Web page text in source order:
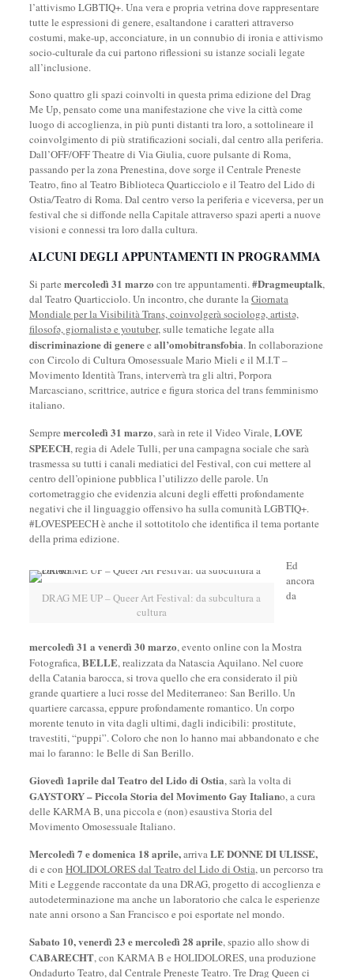
l’attivismo LGBTIQ+. Una vera e propria vetrina dove rappresentare
tutte le espressioni di genere, esaltandone i caratteri attraverso
costumi, make-up, acconciature, in un connubio di ironia e attivismo
socio-culturale da cui partono riflessioni su istanze sociali legate
all’inclusione.
Sono quattro gli spazi coinvolti in questa prima edizione del Drag
Me Up, pensato come una manifestazione che vive la città come
luogo di accoglienza, in più punti distanti tra loro, a sottolineare il
coinvolgimento di più stratificazioni sociali, dal centro alla periferia.
Dall’OFF/OFF Theatre di Via Giulia, cuore pulsante di Roma,
passando per la zona Prenestina, dove sorge il Centrale Preneste
Teatro, fino al Teatro Biblioteca Quarticciolo e il Teatro del Lido di
Ostia/Teatro di Roma. Dal centro verso la periferia e viceversa, per un
festival che si diffonde nella Capitale attraverso spazi aperti a nuove
visioni e connessi tra loro dalla cultura.
ALCUNI DEGLI APPUNTAMENTI IN PROGRAMMA
Si parte mercoledì 31 marzo con tre appuntamenti.#Dragmeuptalk,
dal Teatro Quarticciolo. Un incontro, che durante laGiornata
Mondiale per la Visibilità Trans, coinvolgerà sociologə, artistə,
filosofə, giornalistə e youtuber, sulle tematiche legate alla
discriminazione di generee all’omobitransfobia. In collaborazione
con Circolo di Cultura Omosessuale Mario Mieli e il M.I.T –
Movimento Identità Trans, interverrà tra gli altri, Porpora
Marcasciano, scrittrice, autrice e figura storica del trans femminismo
italiano.
Sempre mercoledì 31 marzo, sarà in rete il Video Virale,LOVE
SPEECH, regia di Adele Tulli, per una campagna sociale che sarà
trasmessa su tutti i canali mediatici del Festival, con cui mettere al
centro dell’opinione pubblica l’utilizzo delle parole. Un
cortometraggio che evidenzia alcuni degli effetti profondamente
negativi che il linguaggio offensivo ha sulla comunità LGBTIQ+.
#LOVESPEECH è anche il sottotitolo che identifica il tema portante
della prima edizione.
DRAG ME UP – Queer Art Festival: da subcultura a
cultura
Ed
ancora
da
mercoledì 31 a venerdì 30 marzo, evento online con la Mostra
Fotografica,BELLE, realizzata da Natascia Aquilano. Nel cuore
della Catania barocca, si trova quello che era considerato il più
grande quartiere a luci rosse del Mediterraneo: San Berillo. Un
quartiere carcassa, eppure profondamente romantico. Un corpo
morente tenuto in vita dagli ultimi, dagli indicibili: prostitute,
travestiti, “puppi”. Coloro che non lo hanno mai abbandonato e che
mai lo faranno: le Belle di San Berillo.
Giovedì 1aprile dal Teatro del Lido di Ostia, sarà la volta di
GAYSTORY – Piccola Storia del Movimento Gay Italiano, a cura
delle KARMA B, una piccola e (non) esaustiva Storia del
Movimento Omosessuale Italiano.
Mercoledì 7 e domenica 18 aprile,arrivaLE DONNE DI ULISSE,
di e con HOLIDOLORES dal Teatro del Lido di Ostia, un percorso tra
Miti e Leggende raccontate da una DRAG, progetto di accoglienza e
autodeterminazione ma anche un laboratorio che calca le esperienze
nate anni orsono a San Francisco e poi esportate nel mondo.
Sabato 10, venerdì 23 e mercoledì 28 aprile, spazio allo show di
CABARECHT, con KARMA B e HOLIDOLORES, una produzione
Ondadurto Teatro, dal Centrale Preneste Teatro. Tre Drag Queen ci